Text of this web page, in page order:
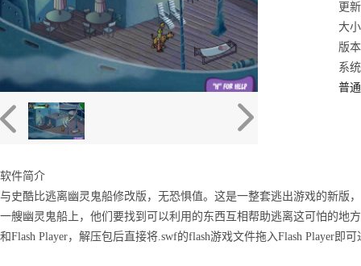
更
大
版
系
普
软件简介
与史酷比逃离幽灵鬼船修改版，无恐惧值。这是一整套逃出游戏的新版
一艘幽灵鬼船上，他们要找到可以利用的东西互相帮助逃离这可怕的地
和Flash Player，解压包后直接将.swf的flash游戏文件拖入Flash Player即